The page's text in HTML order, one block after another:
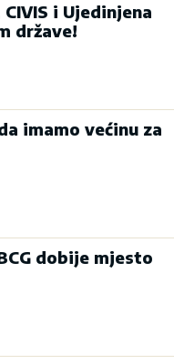
i Ujedinjena
države!
imamo većinu za
dobije mjesto